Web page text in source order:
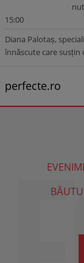
15:00
Diana Palotaș,
înnăscute care susțin
perfecte.ro